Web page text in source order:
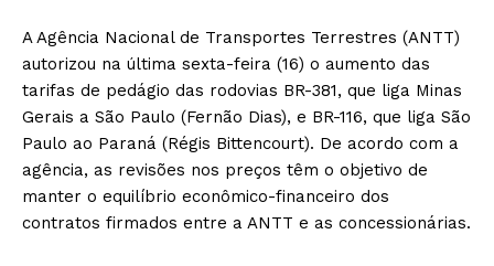
A Agência Nacional de Transportes Terrestres (ANTT)
autorizou na última sexta-feira (16) o aumento das
tarifas de pedágio das rodovias BR-381, que liga Minas
Gerais a São Paulo (Fernão Dias), e BR-116, que liga São
Paulo ao Paraná (Régis Bittencourt). De acordo com a
agência, as revisões nos preços têm o objetivo de
manter o equilíbrio econômico-financeiro dos
contratos firmados entre a ANTT e as concessionárias.